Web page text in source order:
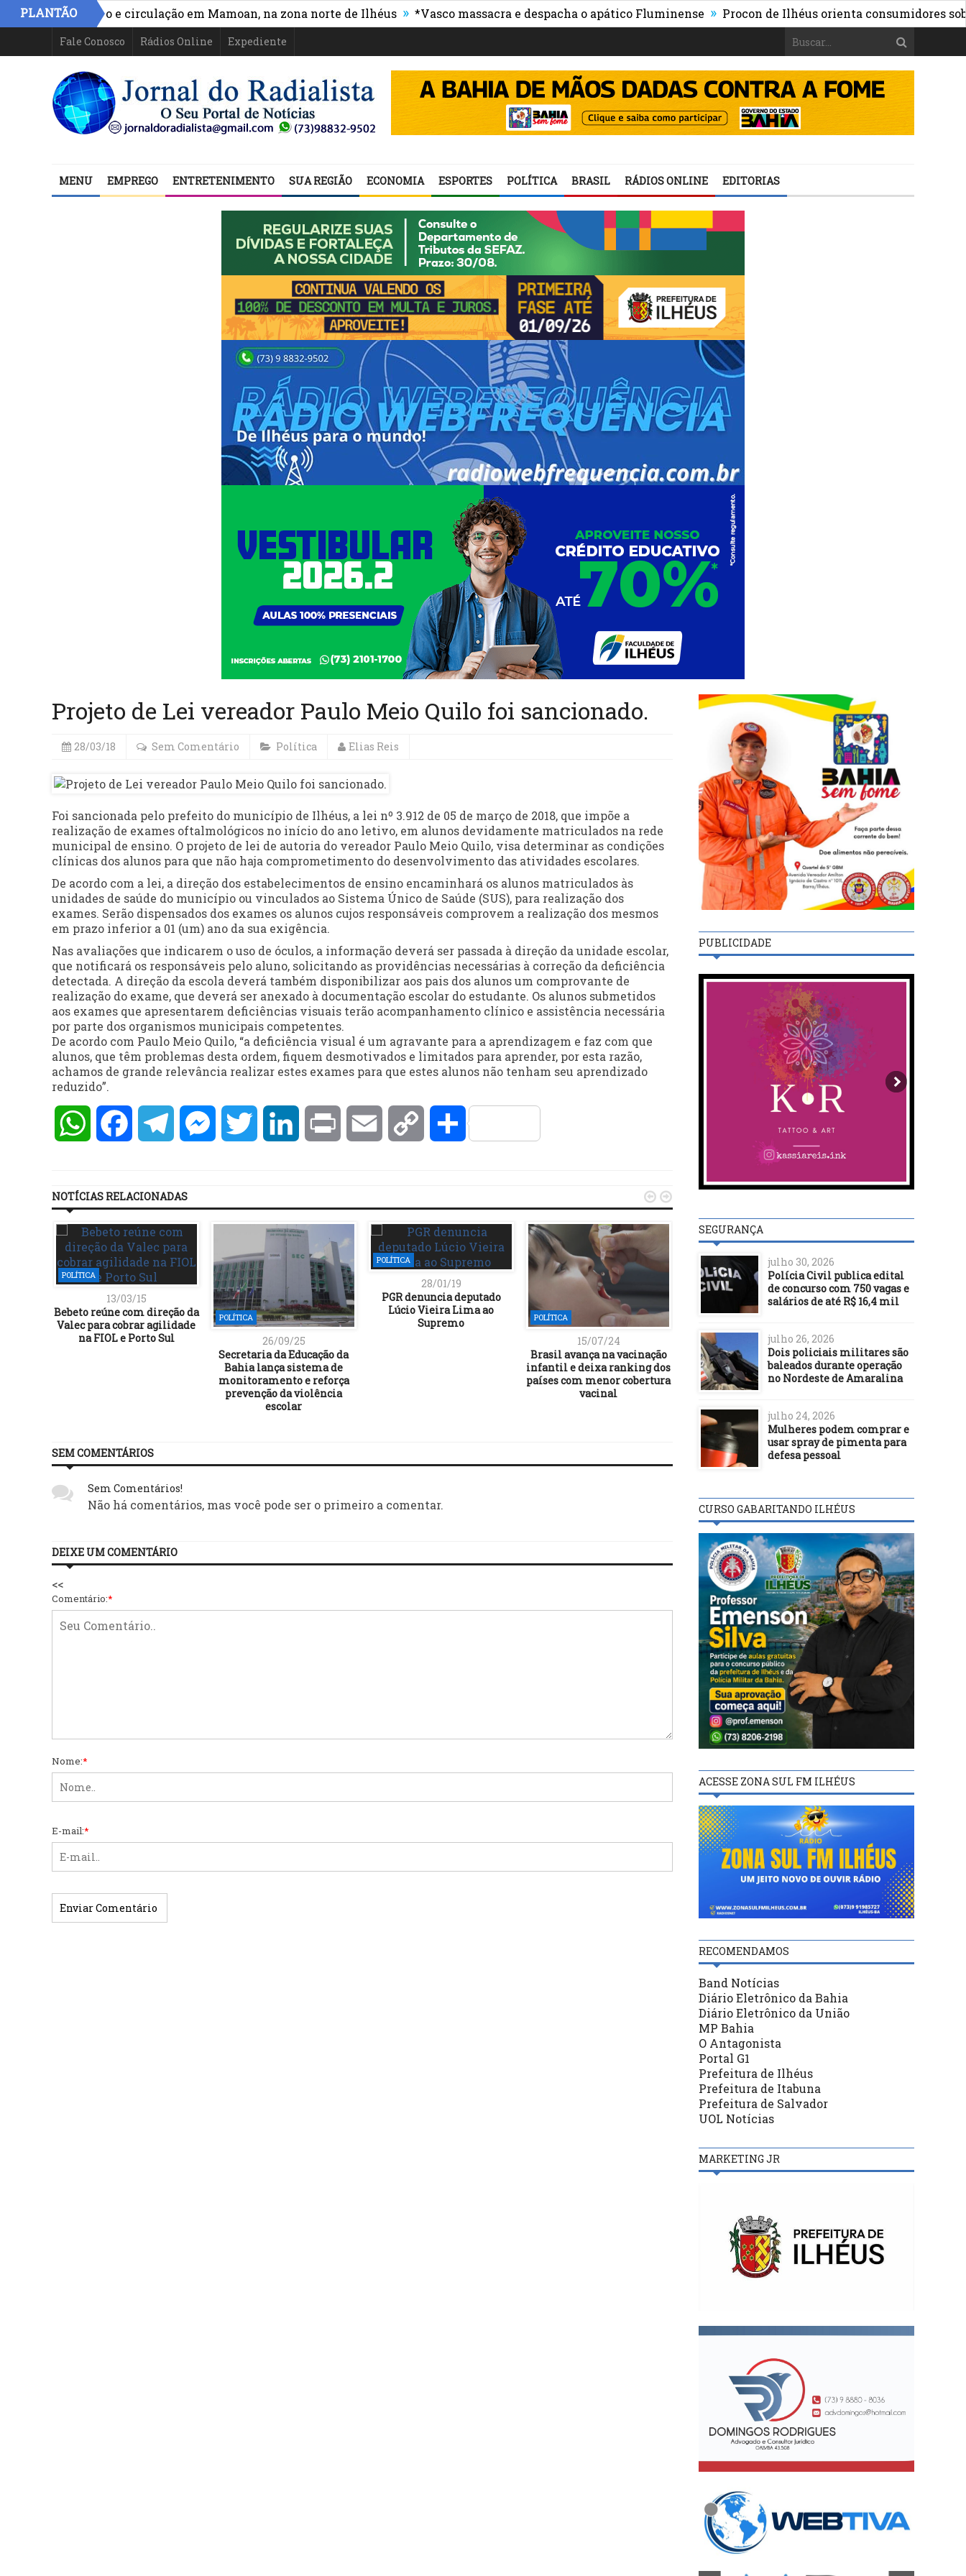
PLANTÃO
acesso e circulação em Mamoan, na zona norte de Ilhéus » *Vasco massacra e despacha o apático Fluminense » Procon de Ilhéus orienta consumidores sobre os
Fale Conosco Rádios Online Expediente
MENU EMPREGO ENTRETENIMENTO SUA REGIÃO ECONOMIA ESPORTES POLÍTICA BRASIL RÁDIOS ONLINE EDITORIAS
Projeto de Lei vereador Paulo Meio Quilo foi sancionado.
28/03/18 Sem Comentário Política Elias Reis
Foi sancionada pelo prefeito do município de Ilhéus, a lei nº 3.912 de 05 de março de 2018, que impõe a
realização de exames oftalmológicos no início do ano letivo, em alunos devidamente matriculados na rede
municipal de ensino. O projeto de lei de autoria do vereador Paulo Meio Quilo, visa determinar as condições
clínicas dos alunos para que não haja comprometimento do desenvolvimento das atividades escolares.
De acordo com a lei, a direção dos estabelecimentos de ensino encaminhará os alunos matriculados às
unidades de saúde do município ou vinculados ao Sistema Único de Saúde (SUS), para realização dos
exames. Serão dispensados dos exames os alunos cujos responsáveis comprovem a realização dos mesmos
em prazo inferior a 01 (um) ano da sua exigência.
Nas avaliações que indicarem o uso de óculos, a informação deverá ser passada à direção da unidade escolar,
que notificará os responsáveis pelo aluno, solicitando as providências necessárias à correção da deficiência
detectada. A direção da escola deverá também disponibilizar aos pais dos alunos um comprovante de
realização do exame, que deverá ser anexado à documentação escolar do estudante. Os alunos submetidos
aos exames que apresentarem deficiências visuais terão acompanhamento clínico e assistência necessária
por parte dos organismos municipais competentes.
De acordo com Paulo Meio Quilo, “a deficiência visual é um agravante para a aprendizagem e faz com que
alunos, que têm problemas desta ordem, fiquem desmotivados e limitados para aprender, por esta razão,
achamos de grande relevância realizar estes exames para que estes alunos não tenham seu aprendizado
reduzido”.
WhatsAppFacebookTelegramMessengerTwitter LinkedInPrint Email Copy Compartilhar
NOTÍCIAS RELACIONADAS
POLÍTICA
13/03/15
Bebeto reúne com direção da
Valec para cobrar agilidade
na FIOL e Porto Sul‏
POLÍTICA
26/09/25
Secretaria da Educação da
Bahia lança sistema de
monitoramento e reforça
prevenção da violência
escolar
POLÍTICA
28/01/19
PGR denuncia deputado
Lúcio Vieira Lima ao
Supremo
POLÍTICA
15/07/24
Brasil avança na vacinação
infantil e deixa ranking dos
países com menor cobertura
vacinal
POLÍTICA
21/04/16
Lula tenta convencer PT a
eleições gerais
Projeto prioriza
vítimas de violência
doméstica no Bolsa
 
SEM COMENTÁRIOS
Sem Comentários!
Não há comentários, mas você pode ser o primeiro a comentar.
DEIXE UM COMENTÁRIO
<<
Comentário:*
Nome:*
E-mail:*
PUBLICIDADE
SEGURANÇA
julho 30, 2026
Polícia Civil publica edital
de concurso com 750 vagas e
salários de até R$ 16,4 mil
julho 26, 2026
Dois policiais militares são
baleados durante operação
no Nordeste de Amaralina
julho 24, 2026
Mulheres podem comprar e
usar spray de pimenta para
defesa pessoal
CURSO GABARITANDO ILHÉUS
ACESSE ZONA SUL FM ILHÉUS
RECOMENDAMOS
Band Notícias
Diário Eletrônico da Bahia
Diário Eletrônico da União
MP Bahia
O Antagonista
Portal G1
Prefeitura de Ilhéus
Prefeitura de Itabuna
Prefeitura de Salvador
UOL Notícias
MARKETING JR